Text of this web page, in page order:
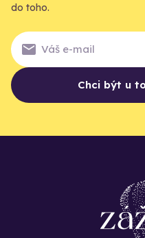
do toho.
Chci být u